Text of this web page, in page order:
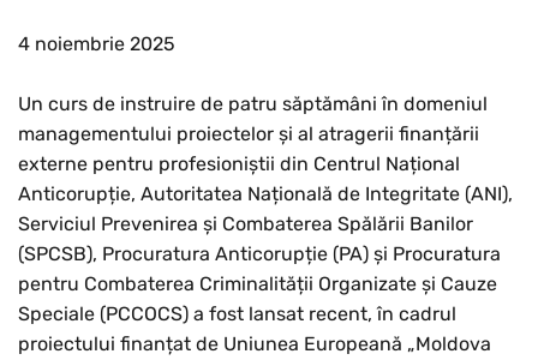
4 noiembrie 2025
Un curs de instruire de patru săptămâni în domeniul
managementului proiectelor și al atragerii finanțării
externe pentru profesioniștii din Centrul Național
Anticorupție, Autoritatea Națională de Integritate (ANI),
Serviciul Prevenirea și Combaterea Spălării Banilor
(SPCSB), Procuratura Anticorupție (PA) și Procuratura
pentru Combaterea Criminalității Organizate și Cauze
Speciale (PCCOCS) a fost lansat recent, în cadrul
proiectului finanțat de Uniunea Europeană „Moldova